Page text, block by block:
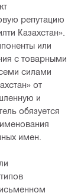
репутацию
Казахстан».
или
с товарными
силами
от
и
обязуется
имен.